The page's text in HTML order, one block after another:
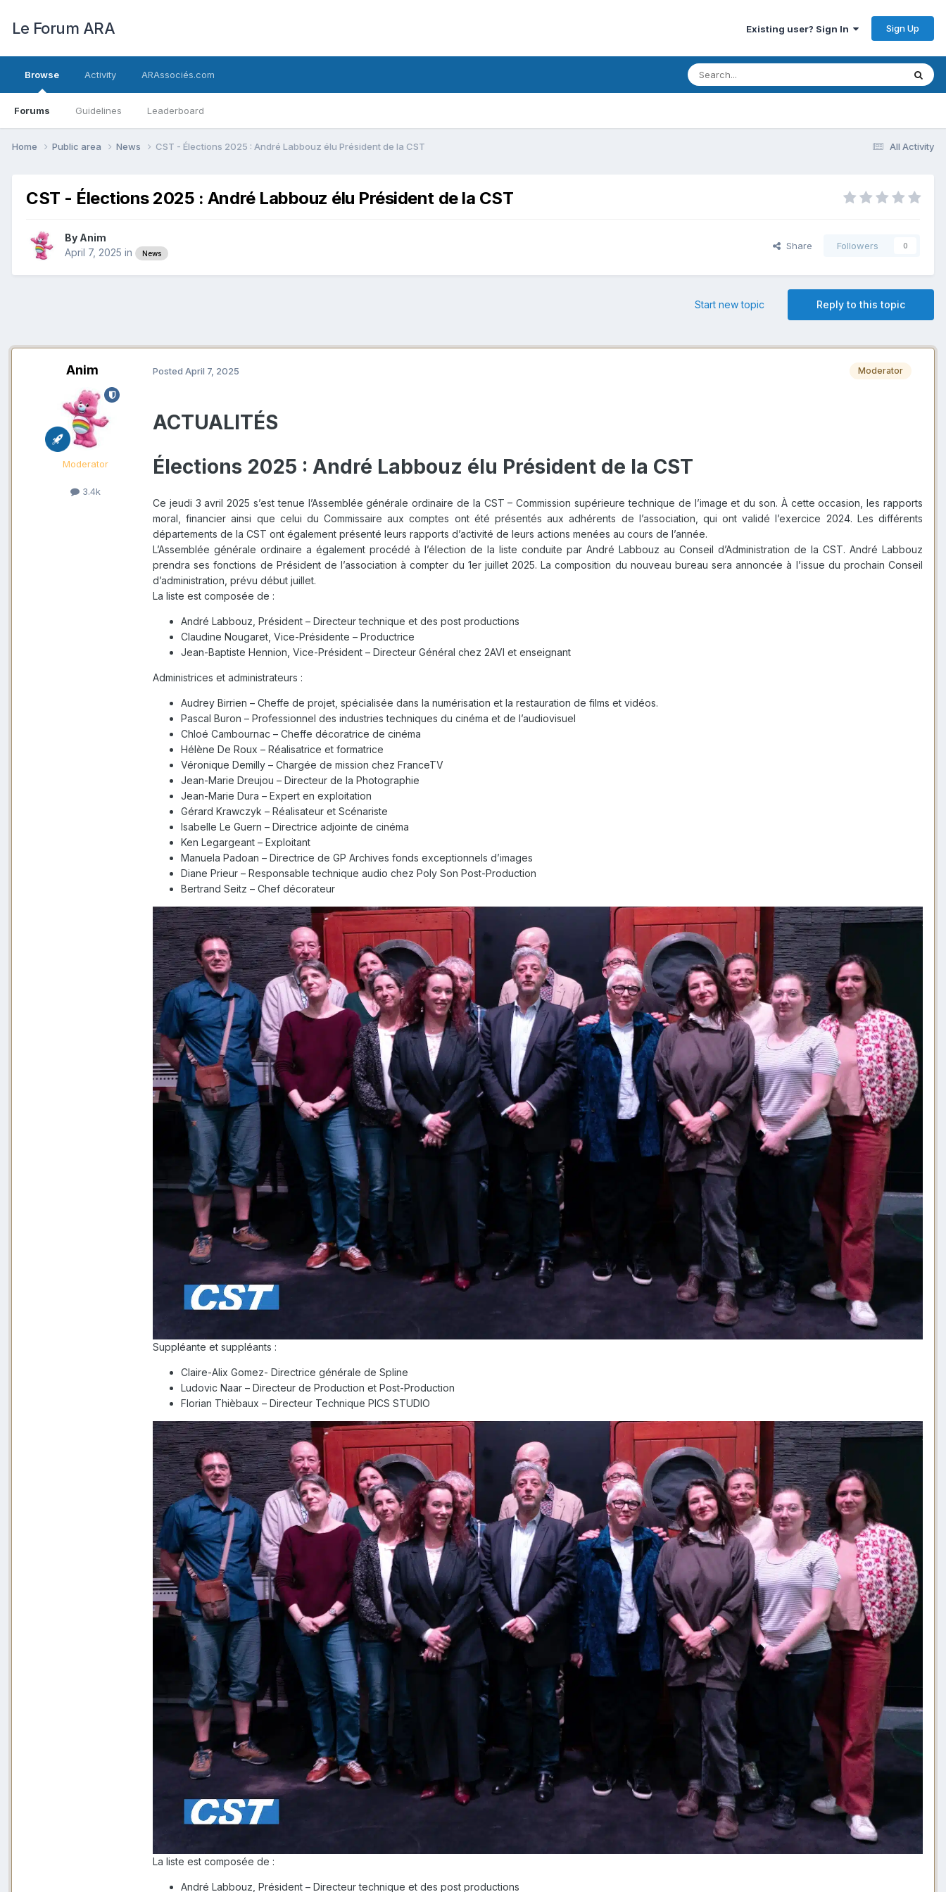
Le Forum ARA Existing user? Sign In Sign Up
Browse
Forums Guidelines Leaderboard
Activity ARAssociés.com
All Activity
Home Public area News CST - Élections 2025 : André Labbouz élu Président de la CST
CST - Élections 2025 : André Labbouz élu Président de la CST
By Anim
April 7, 2025 in News
Share Followers 0
Reply to this topic
Start new topic
Anim
Moderator
3.4k
Moderator
Posted April 7, 2025
ACTUALITÉS
Élections 2025 : André Labbouz élu Président de la CST
Ce jeudi 3 avril 2025 s’est tenue l’Assemblée générale ordinaire de la CST – Commission supérieure technique de l’image et du son. À cette occasion, les rapports
moral, financier ainsi que celui du Commissaire aux comptes ont été présentés aux adhérents de l’association, qui ont validé l’exercice 2024. Les différents
départements de la CST ont également présenté leurs rapports d’activité de leurs actions menées au cours de l’année.
L’Assemblée générale ordinaire a également procédé à l’élection de la liste conduite par André Labbouz au Conseil d’Administration de la CST. André Labbouz
prendra ses fonctions de Président de l’association à compter du 1er juillet 2025. La composition du nouveau bureau sera annoncée à l’issue du prochain Conseil
d’administration, prévu début juillet.
La liste est composée de :
André Labbouz, Président – Directeur technique et des post productions
Claudine Nougaret, Vice-Présidente – Productrice
Jean-Baptiste Hennion, Vice-Président – Directeur Général chez 2AVI et enseignant
Administrices et administrateurs :
Audrey Birrien – Cheffe de projet, spécialisée dans la numérisation et la restauration de films et vidéos.
Pascal Buron – Professionnel des industries techniques du cinéma et de l’audiovisuel
Chloé Cambournac – Cheffe décoratrice de cinéma
Hélène De Roux – Réalisatrice et formatrice
Véronique Demilly – Chargée de mission chez FranceTV
Jean-Marie Dreujou – Directeur de la Photographie
Jean-Marie Dura – Expert en exploitation
Gérard Krawczyk – Réalisateur et Scénariste
Isabelle Le Guern – Directrice adjointe de cinéma
Ken Legargeant – Exploitant
Manuela Padoan – Directrice de GP Archives fonds exceptionnels d’images
Diane Prieur – Responsable technique audio chez Poly Son Post-Production
Bertrand Seitz – Chef décorateur
Suppléante et suppléants :
Claire-Alix Gomez- Directrice générale de Spline
Ludovic Naar – Directeur de Production et Post-Production
Florian Thièbaux – Directeur Technique PICS STUDIO
La liste est composée de :
André Labbouz, Président – Directeur technique et des post productions